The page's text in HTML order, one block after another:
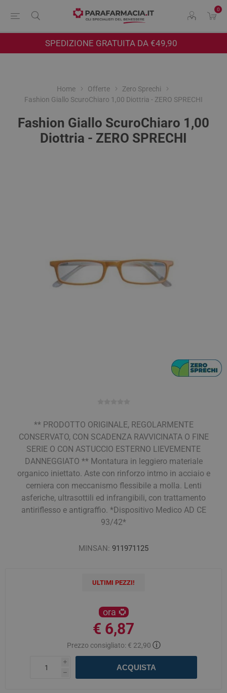
0
SPEDIZIONE GRATUITA DA €49,90
Home Offerte
Zero Sprechi
Fashion Giallo ScuroChiaro 1,00 Diottria - ZERO SPRECHI
Fashion Giallo ScuroChiaro 1,00
Diottria - ZERO SPRECHI
** PRODOTTO ORIGINALE, REGOLARMENTE
CONSERVATO, CON SCADENZA RAVVICINATA O FINE
SERIE O CON ASTUCCIO ESTERNO LIEVEMENTE
DANNEGGIATO ** Montatura in leggiero materiale
organico iniettato. Aste con rinforzo intrno in acciaio e
cerniera con meccanismo flessibile a molla. Lenti
asferiche, ultrasottili ed infrangibili, con trattamento
antiriflesso e antigraffio. *Dispositivo Medico AD CE
93/42*
MINSAN: 911971125
ULTIMI PEZZI!
ora
€ 6,87
Prezzo consigliato: € 22,90 ⓘ
i
h
ACQUISTA